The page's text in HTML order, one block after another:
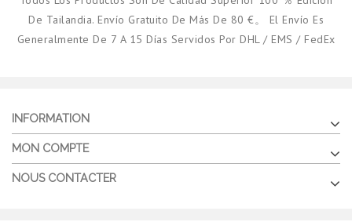
De Tailandia. Envío Gratuito De Más De 80 €。 El Envío Es
Generalmente De 7 A 15 Días Servidos Por DHL / EMS / FedEx
INFORMATION
MON COMPTE
NOUS CONTACTER